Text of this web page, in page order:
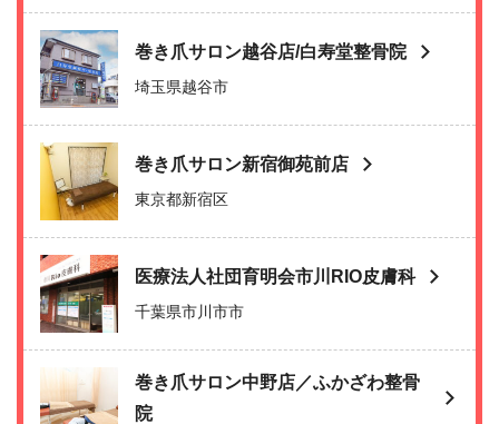
巻き爪サロン越谷店/白寿堂整骨院
埼玉県越谷市
巻き爪サロン新宿御苑前店
東京都新宿区
医療法人社団育明会市川RIO皮膚科
千葉県市川市市
巻き爪サロン中野店／ふかざわ整骨
院